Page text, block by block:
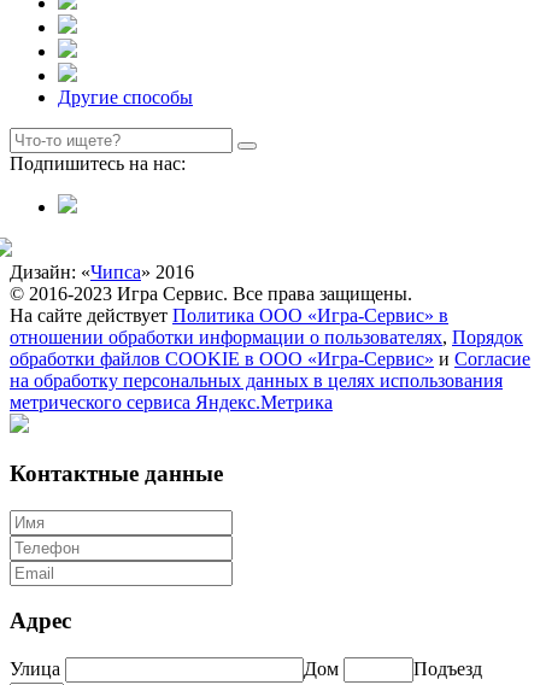
Другие способы
Подпишитесь на нас:
Дизайн: «Чипса» 2016
© 2016-2023 Игра Сервис. Все права защищены.
На сайте действует Политика ООО «Игра-Сервис» в
отношении обработки информации о пользователях, Порядок
обработки файлов COOKIE в ООО «Игра-Сервис» и Согласие
на обработку персональных данных в целях использования
метрического сервиса Яндекс.Метрика
Контактные данные
Адрес
Улица Дом Подъезд